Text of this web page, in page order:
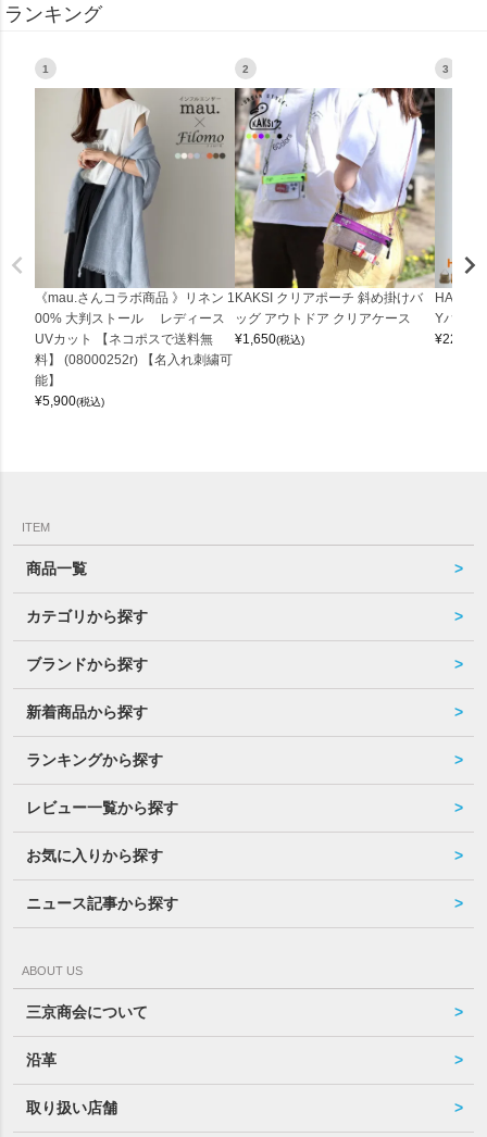
ランキング
1
《mau.さんコラボ商品 》リネン 1
00% 大判ストール レディース
UVカット 【ネコポスで送料無
料】 (08000252r) 【名入れ刺繍可
能】
¥5,900(税込)
2
KAKSI クリアポーチ 斜め掛けバ
ッグ アウトドア クリアケース
¥1,650(税込)
3
Yバッグ
¥22,000
ITEM
商品一覧
カテゴリから探す
ブランドから探す
新着商品から探す
ランキングから探す
レビュー一覧から探す
お気に入りから探す
ニュース記事から探す
ABOUT US
三京商会について
沿革
取り扱い店舗